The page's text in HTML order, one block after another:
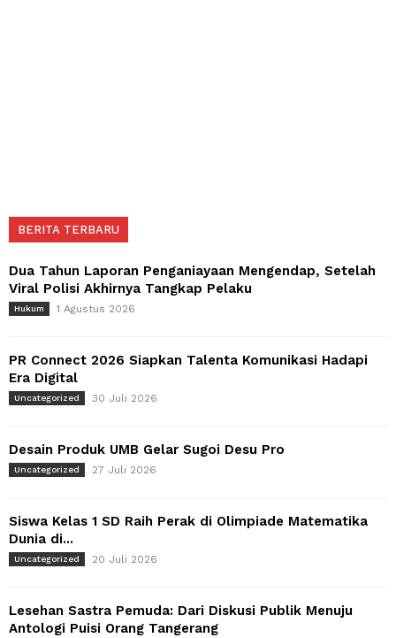
BERITA TERBARU
Dua Tahun Laporan Penganiayaan Mengendap, Setelah
Viral Polisi Akhirnya Tangkap Pelaku
Hukum 1 Agustus 2026
PR Connect 2026 Siapkan Talenta Komunikasi Hadapi
Era Digital
Uncategorized 30 Juli 2026
Desain Produk UMB Gelar Sugoi Desu Pro
Uncategorized 27 Juli 2026
Siswa Kelas 1 SD Raih Perak di Olimpiade Matematika
Dunia di...
Uncategorized 20 Juli 2026
Lesehan Sastra Pemuda: Dari Diskusi Publik Menuju
Antologi Puisi Orang Tangerang